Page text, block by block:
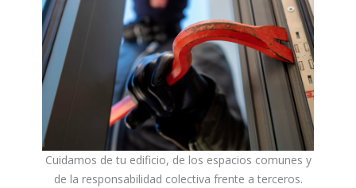
Cuidamos de tu edificio, de los espacios comunes y
de la responsabilidad colectiva frente a terceros.